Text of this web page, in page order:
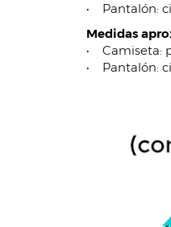
• Pantalón:
Medidas
• Camiseta:
• Pantalón: